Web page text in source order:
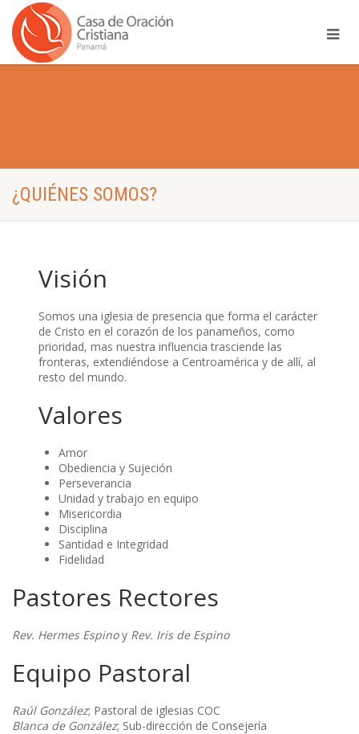
¿QUIÉNES SOMOS?
Visión
Somos una iglesia de presencia que forma el carácter
de Cristo en el corazón de los panameños, como
prioridad, mas nuestra influencia trasciende las
fronteras, extendiéndose a Centroamérica y de allí, al
resto del mundo.
Valores
Amor
Obediencia y Sujeción
Perseverancia
Unidad y trabajo en equipo
Misericordia
Disciplina
Santidad e Integridad
Fidelidad
Pastores Rectores
Rev. Hermes Espinoy Rev. Iris de Espino
Equipo Pastoral
Raúl González; Pastoral de iglesias COC
Blanca de González; Sub-dirección de Consejería